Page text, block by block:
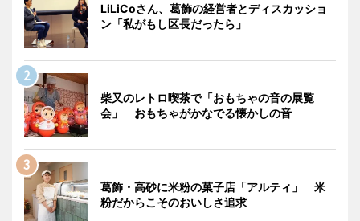
LiLiCoさん、葛飾の経営者とディスカッショ
ン「私がもし区長だったら」
柴又のレトロ喫茶で「おもちゃの音の展覧
会」 おもちゃがかなでる懐かしの音
葛飾・高砂に米粉の菓子店「アルティ」 米
粉だからこそのおいしさ追求